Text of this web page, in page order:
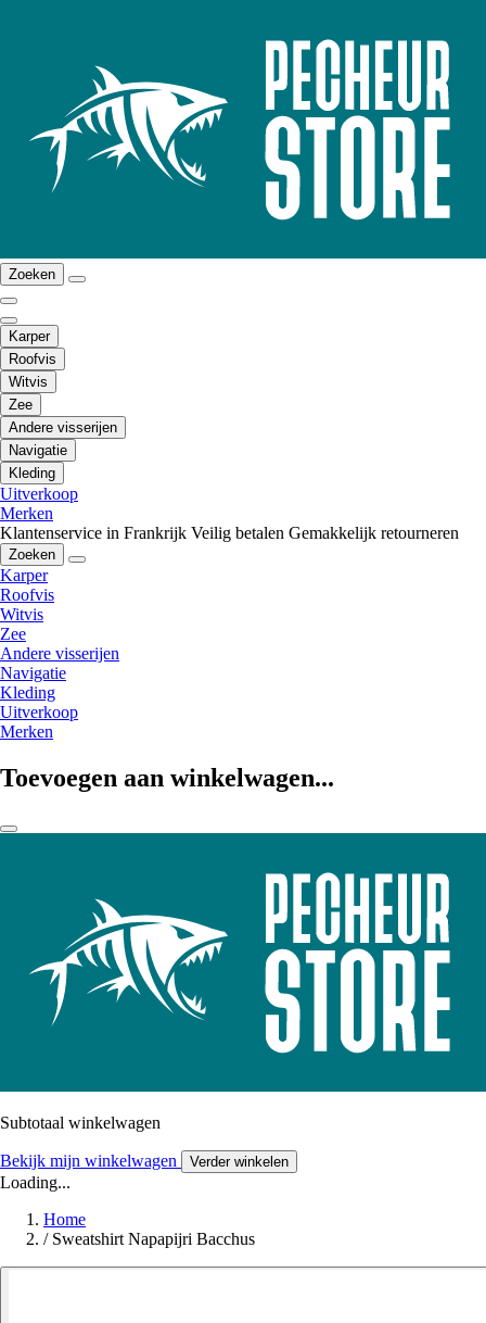
Zoeken
Karper
Roofvis
Witvis
Zee
Andere visserijen
Navigatie
Kleding
Uitverkoop
Merken
Klantenservice in Frankrijk Veilig betalen Gemakkelijk retourneren
Zoeken
Karper
Roofvis
Witvis
Zee
Andere visserijen
Navigatie
Kleding
Uitverkoop
Merken
Toevoegen aan winkelwagen...
Subtotaal winkelwagen
Bekijk mijn winkelwagen Verder winkelen
Loading...
Home
/ Sweatshirt Napapijri Bacchus